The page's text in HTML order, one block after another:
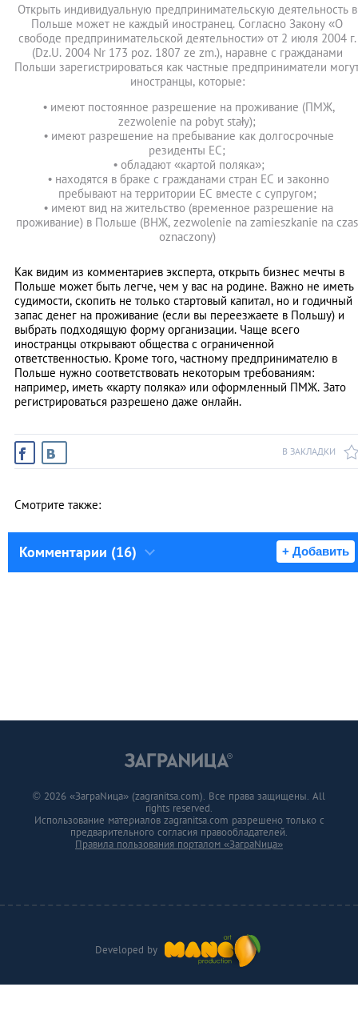
Открыть индивидуальную предпринимательскую деятельность в
Польше может не каждый иностранец. Согласно Закону «О
свободе предпринимательской деятельности» от 2 июля 2004 г.
(Dz.U. 2004 Nr 173 poz. 1807 ze zm.), наравне с гражданами
Польши зарегистрироваться как частные предприниматели
иностранцы, которые:
• имеют постоянное разрешение на проживание (ПМЖ,
zezwolenie na pobyt stały);
• имеют разрешение на пребывание как долгосрочные
резиденты ЕС;
• обладают «картой поляка»;
• находятся в браке с гражданами стран ЕС и законно
пребывают на территории ЕС вместе с супругом;
• имеют вид на жительство (временное разрешение на
проживание) в Польше (ВНЖ, zezwolenie na zamieszkanie na czas
oznaczony)
Как видим из комментариев эксперта, открыть бизнес мечты в
Польше может быть легче, чем у вас на родине. Важно не иметь
судимости, скопить не только стартовый капитал, но и годичный
запас денег на проживание (если вы переезжаете в Польшу) и
выбрать подходящую форму организации. Чаще всего
иностранцы открывают общества с ограниченной
ответственностью. Кроме того, частному предпринимателю в
Польше нужно соответствовать некоторым требованиям:
например, иметь «карту поляка» или оформленный ПМЖ. Зато
регистрироваться разрешено даже онлайн.
В ЗАКЛАДКИ
Смотрите также:
Комментарии (16) + Добавить
Developed by
© 2026 «ЗаграNица» (zagranitsa.com). Все права защищены. All
rights reserved.
Использование материалов zagranitsa.com разрешено только с
предварительного согласия правообладателей.
Правила пользования порталом «ЗаграNица»